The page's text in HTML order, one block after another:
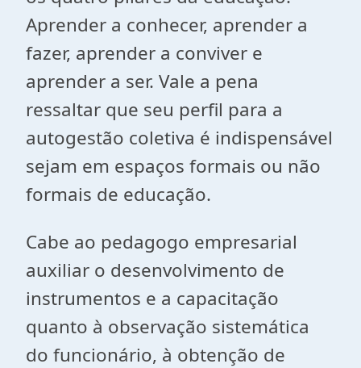
Aprender a conhecer, aprender a
fazer, aprender a conviver e
aprender a ser. Vale a pena
ressaltar que seu perfil para a
autogestão coletiva é indispensável
sejam em espaços formais ou não
formais de educação.
Cabe ao pedagogo empresarial
auxiliar o desenvolvimento de
instrumentos e a capacitação
quanto à observação sistemática
do funcionário, à obtenção de